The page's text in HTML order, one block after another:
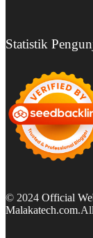
Statistik
© 2024 Official
Malakatech.com